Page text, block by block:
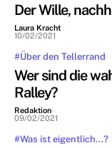
Der Wille,
Laura Kracht -
10/02/2021
#Über den Tellerrand
Wer sind die
Ralley?
Redaktion -
09/02/2021
#Was ist eigentlich...?